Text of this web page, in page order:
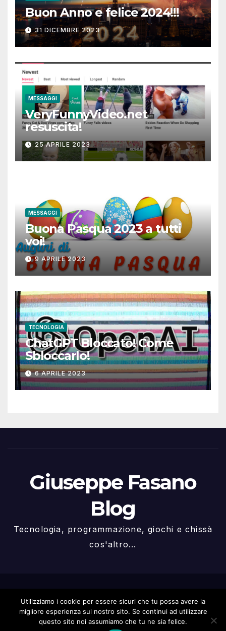
Buon Anno e felice 2024!!!
31 DICEMBRE 2023
MESSAGGI
VeryFunnyVideo.net
resuscita!
25 APRILE 2023
MESSAGGI
Buona Pasqua 2023 a tutti
voi!
9 APRILE 2023
TECNOLOGIA
ChatGPT Bloccato! Come
Sbloccarlo!
6 APRILE 2023
Giuseppe Fasano
Blog
Tecnologia, programmazione, giochi e chissà
cos'altro...
Themeansar.
Utilizziamo i cookie per essere sicuri che tu possa avere la
migliore esperienza sul nostro sito. Se continui ad utilizzare
questo sito noi assumiamo che tu ne sia felice.